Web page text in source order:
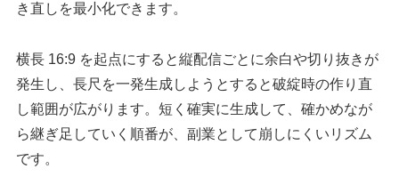
き直しを最小化できます。
横長 16:9 を起点にすると縦配信ごとに余白や切り抜きが
発生し、長尺を一発生成しようとすると破綻時の作り直
し範囲が広がります。短く確実に生成して、確かめなが
ら継ぎ足していく順番が、副業として崩しにくいリズム
です。